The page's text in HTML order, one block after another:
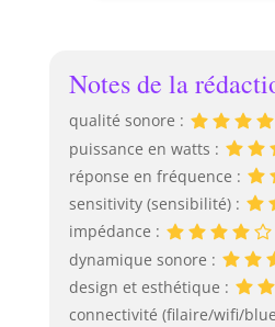
de
Notes de la
qualité sonore :
puissance en watts :
réponse en fréquence :
sensitivity (sensibilité) :
impédance :
dynamique sonore :
design et esthétique :
connectivité (filaire/wifi/